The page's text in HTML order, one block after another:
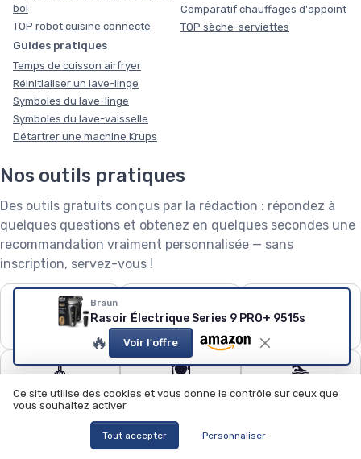
Braun
Rasoir Électrique Series 9 PRO+ 9515s
🔥 Voir l'offre
bol
TOP robot cuisine connecté
Comparatif chauffages d'appoint
TOP sèche-serviettes
Guides pratiques
Temps de cuisson airfryer
Réinitialiser un lave-linge
Symboles du lave-linge
Symboles du lave-vaisselle
Détartrer une machine Krups
Nos outils pratiques
Des outils gratuits conçus par la rédaction : répondez à
quelques questions et obtenez en quelques secondes une
recommandation vraiment personnalisée — sans
inscription, servez-vous !
❄️
Puissance de
Capacité de lave-
linge
Robot tondeuse : le
🧹
choisir ?
🍽️
vaisselle
🏊
Ce site utilise des cookies et vous donne le contrôle sur ceux que
vous souhaitez activer
Tout accepter Personnaliser